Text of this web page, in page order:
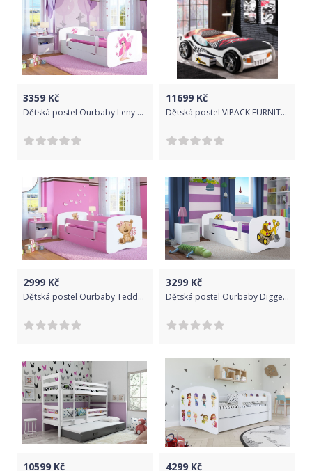
3359 Kč
Dětská postel Ourbaby Leny bílá 180x80 cm
11699 Kč
Dětská postel VIPACK FURNITURE Car Turbo Racing bílá 200x90 cm
2999 Kč
Dětská postel Ourbaby Teddy Bear růžová 140x70 cm
3299 Kč
Dětská postel Ourbaby Digger bílá 180x80 cm
10599 Kč 4299 Kč